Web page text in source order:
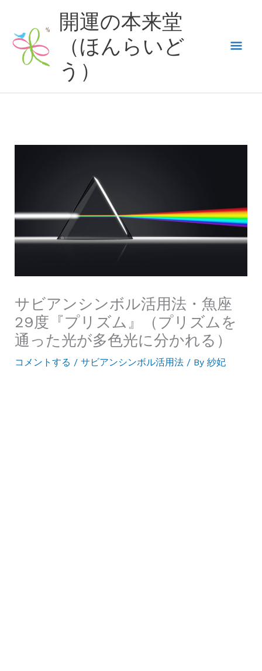
ッ
開運の本来堂
（ほんらいど
う）
メ
ー
サビアンシンボル活用法・魚座
29度『プリズム』（プリズムを
通った光が多色光に分かれる）
コメントする / サビアンシンボル活用法/ By 紗妃